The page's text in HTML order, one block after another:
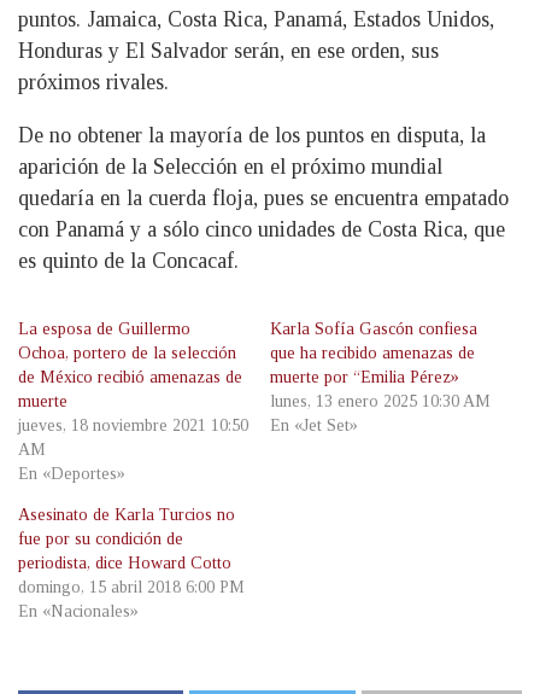
puntos. Jamaica, Costa Rica, Panamá, Estados Unidos,
Honduras y El Salvador serán, en ese orden, sus
próximos rivales.
De no obtener la mayoría de los puntos en disputa, la
aparición de la Selección en el próximo mundial
quedaría en la cuerda floja, pues se encuentra empatado
con Panamá y a sólo cinco unidades de Costa Rica, que
es quinto de la Concacaf.
La esposa de Guillermo
Ochoa, portero de la selección
de México recibió amenazas de
muerte
jueves, 18 noviembre 2021 10:50
AM
En «Deportes»
Karla Sofía Gascón confiesa
que ha recibido amenazas de
muerte por “Emilia Pérez»
lunes, 13 enero 2025 10:30 AM
En «Jet Set»
Asesinato de Karla Turcios no
fue por su condición de
periodista, dice Howard Cotto
domingo, 15 abril 2018 6:00 PM
En «Nacionales»